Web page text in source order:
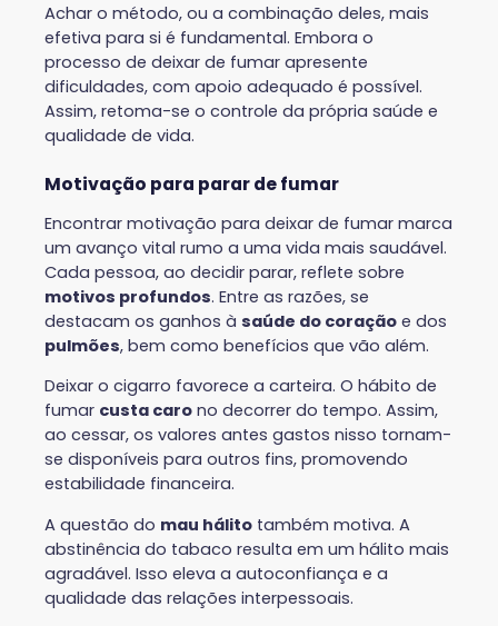
Achar o método, ou a combinação deles, mais
efetiva para si é fundamental. Embora o
processo de deixar de fumar apresente
dificuldades, com apoio adequado é possível.
Assim, retoma-se o controle da própria saúde e
qualidade de vida.
Motivação para parar de fumar
Encontrar motivação para deixar de fumar marca
um avanço vital rumo a uma vida mais saudável.
Cada pessoa, ao decidir parar, reflete sobre
motivos profundos. Entre as razões, se
destacam os ganhos à saúde do coração e dos
pulmões, bem como benefícios que vão além.
Deixar o cigarro favorece a carteira. O hábito de
fumar custa caro no decorrer do tempo. Assim,
ao cessar, os valores antes gastos nisso tornam-
se disponíveis para outros fins, promovendo
estabilidade financeira.
A questão do mau hálito também motiva. A
abstinência do tabaco resulta em um hálito mais
agradável. Isso eleva a autoconfiança e a
qualidade das relações interpessoais.